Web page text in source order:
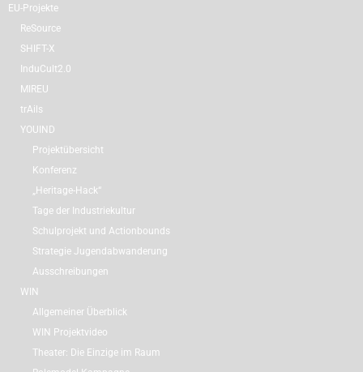
EU-Projekte
ReSource
SHIFT-X
InduCult2.0
MIREU
trAils
YOUIND
Projektübersicht
Konferenz
„Heritage-Hack“
Tage der Industriekultur
Schulprojekt und Actionbounds
Strategie Jugendabwanderung
Ausschreibungen
WIN
Allgemeiner Überblick
WIN Projektvideo
Theater: Die Einzige im Raum